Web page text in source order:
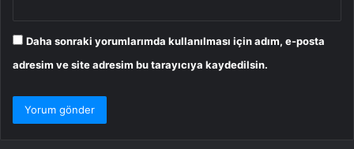
Daha sonraki yorumlarımda kullanılması için adım, e-posta
adresim ve site adresim bu tarayıcıya kaydedilsin.